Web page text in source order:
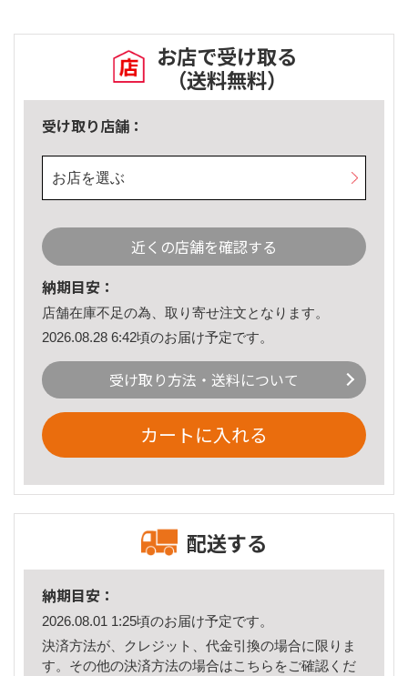
お店で受け取る
（送料無料）
受け取り店舗：
お店を選ぶ
近くの店舗を確認する
納期目安：
店舗在庫不足の為、取り寄せ注文となります。
2026.08.28 6:42頃のお届け予定です。
受け取り方法・送料について
カートに入れる
配送する
納期目安：
2026.08.01 1:25頃のお届け予定です。
決済方法が、クレジット、代金引換の場合に限りま
す。その他の決済方法の場合はこちら をご確認くだ